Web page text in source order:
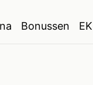
Bonussen